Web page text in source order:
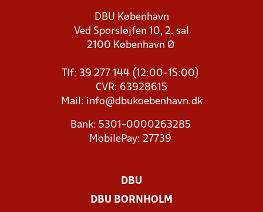
DBU København
Ved Sporsløjfen 10, 2. sal
2100 København Ø
Tlf: 39 277 144 (12:00-15:00)
CVR: 63928615
Mail: info@dbukoebenhavn.dk
Bank: 5301-0000263285
MobilePay: 27739
DBU
DBU BORNHOLM